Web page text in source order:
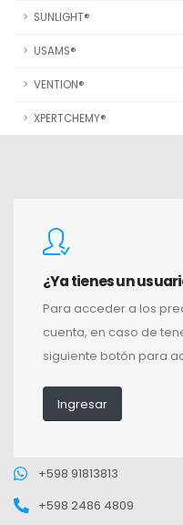
SUNLIGHT®
USAMS®
VENTION®
XPERTCHEMY®
¿Ya tienes un
Para acceder a los
cuenta, en caso de
siguiente botón para
Ingresar
+598 91813813
+598 2486 4809